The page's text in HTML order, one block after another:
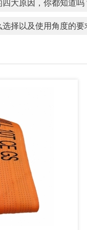
四大原因，你都知道吗
选择以及使用角度的要